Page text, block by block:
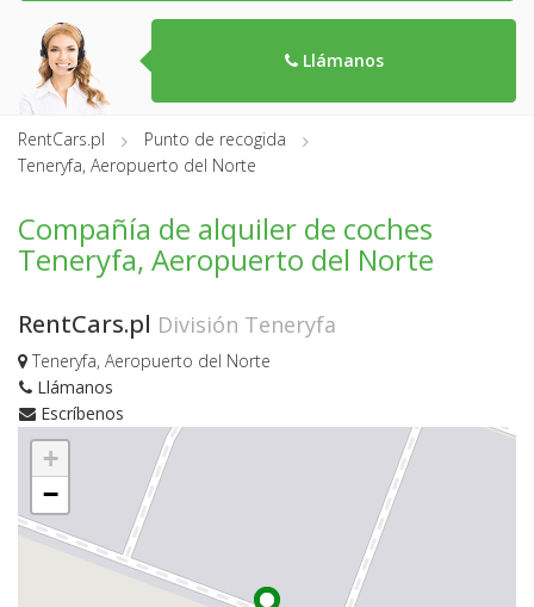
Llámanos
RentCars.pl
Punto de recogida
Teneryfa, Aeropuerto del Norte
Compañía de alquiler de coches
Teneryfa, Aeropuerto del Norte
RentCars.pl División Teneryfa
Teneryfa, Aeropuerto del Norte
Llámanos
Escríbenos
+
−